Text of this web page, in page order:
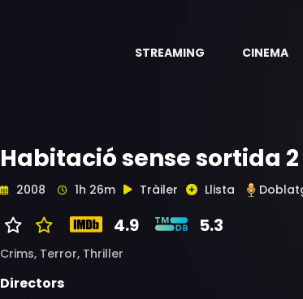
STREAMING CINEMA
Habitació sense sortida 2
2008 1h 26m Tràiler Llista
4.9 5.3
Crims, Terror, Thriller
Directors